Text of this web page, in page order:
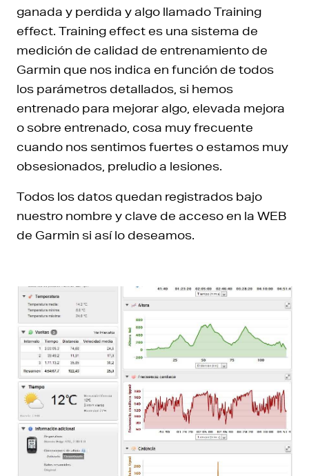
ganada y perdida y algo llamado Training
effect. Training effect es una sistema de
medición de calidad de entrenamiento de
Garmin que nos indica en función de todos
los parámetros detallados, si hemos
entrenado para mejorar algo, elevada mejora
o sobre entrenado, cosa muy frecuente
cuando nos sentimos fuertes o estamos muy
obsesionados, preludio a lesiones.
Todos los datos quedan registrados bajo
nuestro nombre y clave de acceso en la WEB
de Garmin si así lo deseamos.